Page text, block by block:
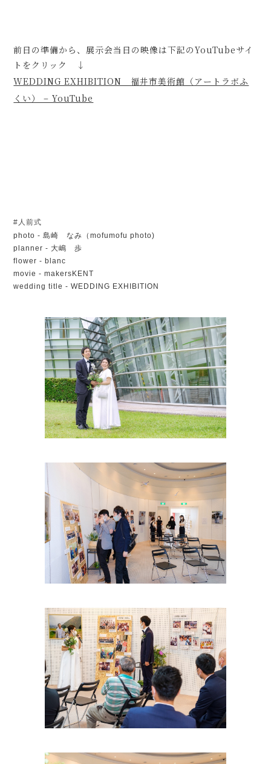
前日の準備から、展示会当日の映像は下記のYouTubeサイ
トをクリック ↓
WEDDING EXHIBITION 福井市美術館（アートラボふ
くい） – YouTube
#人前式
photo - 島崎 なみ（mofumofu photo)
planner - 大嶋 歩
flower - blanc
movie - makersKENT
wedding title - WEDDING EXHIBITION